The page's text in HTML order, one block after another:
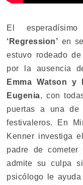
El
‘Regression’ en
estuvo rodeado
por la ausencia
Emma Watson y
Eugenia, con
puertas a una de
festivaleros. En
Kenner investiga
padre de
admite su culpa
psicólogo le